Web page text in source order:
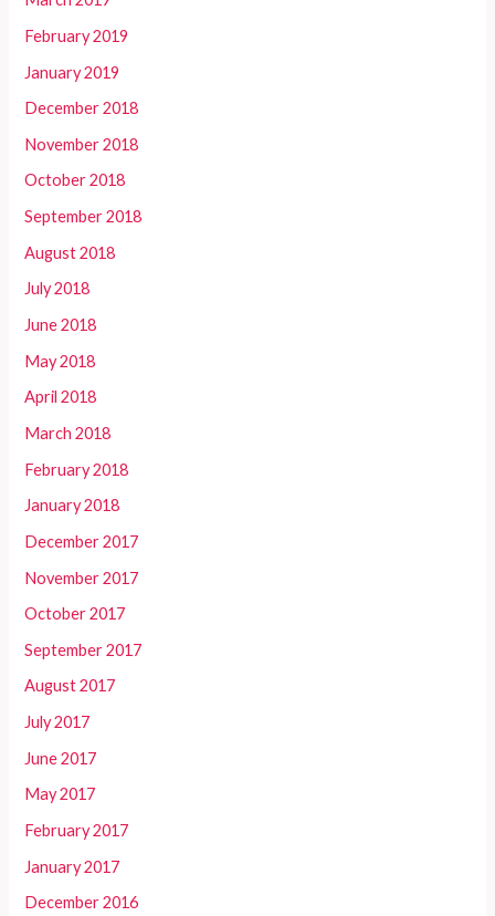
February 2019
January 2019
December 2018
November 2018
October 2018
September 2018
August 2018
July 2018
June 2018
May 2018
April 2018
March 2018
February 2018
January 2018
December 2017
November 2017
October 2017
September 2017
August 2017
July 2017
June 2017
May 2017
February 2017
January 2017
December 2016